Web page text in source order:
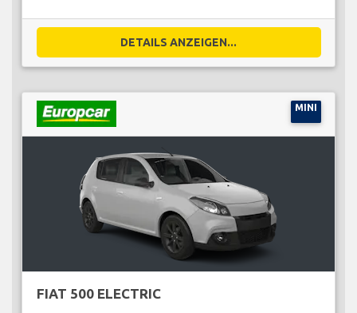
DETAILS ANZEIGEN...
MINI
FIAT 500 ELECTRIC